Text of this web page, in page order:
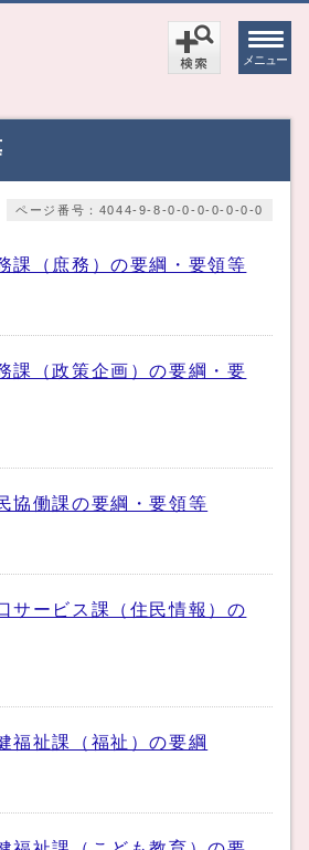
メニュー
ページ番号：4044-9-8-0-0-0-0-0-0-0
課（庶務）の要綱・要領等
課（政策企画）の要綱・要
協働課の要綱・要領等
サービス課（住民情報）の
福祉課（福祉）の要綱